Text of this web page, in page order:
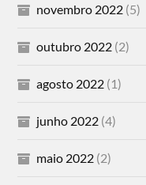
novembro 2022 (5)
outubro 2022 (2)
agosto 2022 (1)
junho 2022 (4)
maio 2022 (2)